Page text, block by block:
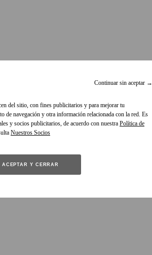
Continuar sin aceptar →
del sitio, con fines publicitarios y para mejorar tu
de navegación y otra información relacionada con la red. Es
y socios publicitarios, de acuerdo con nuestra Política de
ACEPTAR Y CERRAR